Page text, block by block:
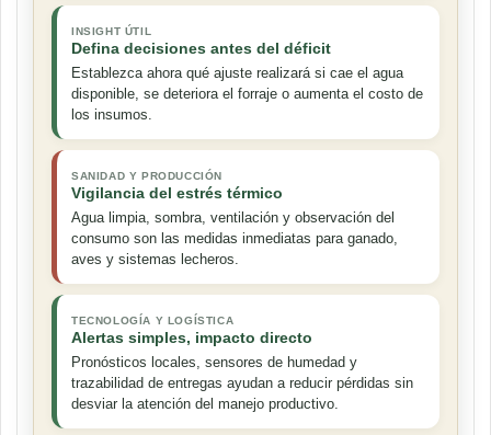
INSIGHT ÚTIL
Defina decisiones antes del déficit
Establezca ahora qué ajuste realizará si cae el agua
disponible, se deteriora el forraje o aumenta el costo de
los insumos.
SANIDAD Y PRODUCCIÓN
Vigilancia del estrés térmico
Agua limpia, sombra, ventilación y observación del
consumo son las medidas inmediatas para ganado,
aves y sistemas lecheros.
TECNOLOGÍA Y LOGÍSTICA
Alertas simples, impacto directo
Pronósticos locales, sensores de humedad y
trazabilidad de entregas ayudan a reducir pérdidas sin
desviar la atención del manejo productivo.